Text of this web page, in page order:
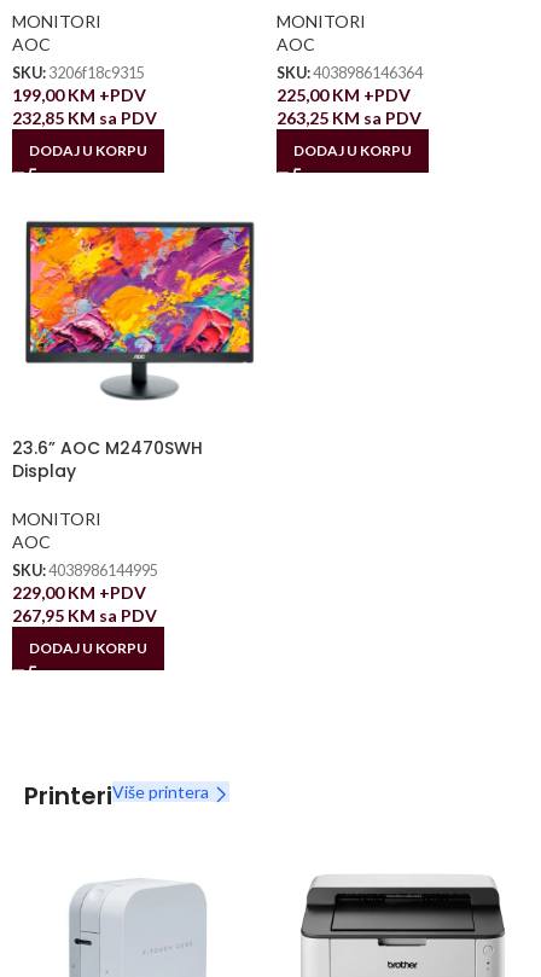
MONITORI
AOC
SKU: 3206f18c9315
199,00KM +PDV
232,85 KM sa PDV
DODAJ U KORPU
MONITORI
AOC
SKU:4038986146364
225,00KM +PDV
263,25 KM sa PDV
DODAJ U KORPU
23.6” AOC M2470SWH
Display
MONITORI
AOC
SKU:4038986144995
229,00KM +PDV
267,95 KM sa PDV
DODAJ U KORPU
PrinteriViše printera